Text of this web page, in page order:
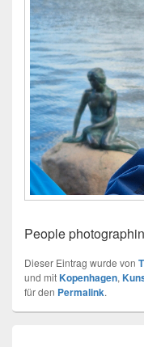
People
Dieser Eintrag wurde von
und mitKopenhagen,
für den Permalink.